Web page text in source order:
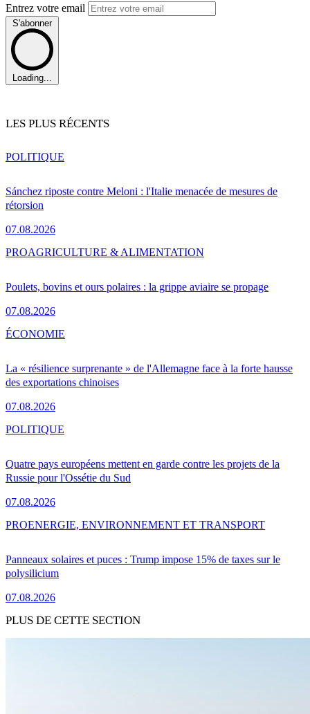
Entrez votre email
S'abonner
Loading...
LES PLUS RÉCENTS
Sánchez riposte contre Meloni : l'Italie menacée de mesures de
rétorsion
07.08.2026
POLITIQUE
Poulets, bovins et ours polaires : la grippe aviaire se propage
07.08.2026
PROAGRICULTURE & ALIMENTATION
La « résilience surprenante » de l'Allemagne face à la forte hausse
des exportations chinoises
07.08.2026
ÉCONOMIE
Quatre pays européens mettent en garde contre les projets de la
Russie pour l'Ossétie du Sud
07.08.2026
POLITIQUE
Panneaux solaires et puces : Trump impose 15% de taxes sur le
polysilicium
07.08.2026
PROENERGIE, ENVIRONNEMENT ET TRANSPORT
PLUS DE CETTE SECTION